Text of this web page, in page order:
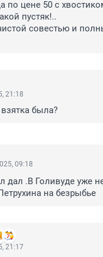
по цене 50 с
пустяк!..
совестью и
21:18
была?
09:18
дал .В Голивуде уже
на безрыбье
21:17